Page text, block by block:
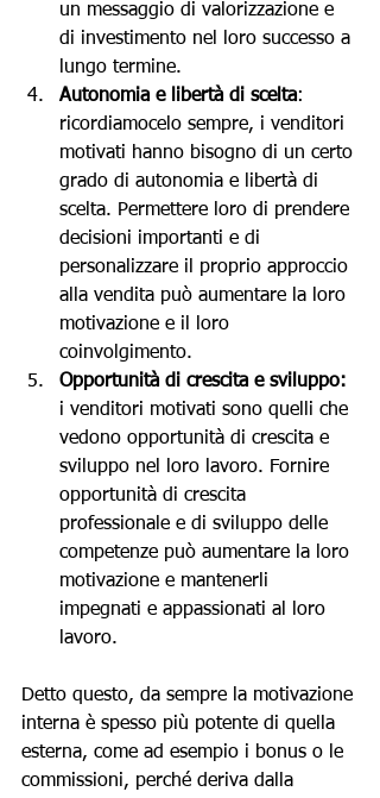
un messaggio di valorizzazione e
di investimento nel loro successo a
lungo termine.
Autonomia e libertà di scelta:
ricordiamocelo sempre, i venditori
motivati hanno bisogno di un certo
grado di autonomia e libertà di
scelta. Permettere loro di prendere
decisioni importanti e di
personalizzare il proprio approccio
alla vendita può aumentare la loro
motivazione e il loro
coinvolgimento.
Opportunità di crescita e sviluppo:
i venditori motivati sono quelli che
vedono opportunità di crescita e
sviluppo nel loro lavoro. Fornire
opportunità di crescita
professionale e di sviluppo delle
competenze può aumentare la loro
motivazione e mantenerli
impegnati e appassionati al loro
lavoro.
Detto questo, da sempre la motivazione
interna è spesso più potente di quella
esterna, come ad esempio i bonus o le
commissioni, perché deriva dalla